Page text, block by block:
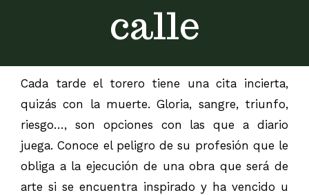
calle
Cada tarde el torero tiene una cita incierta,
quizás con la muerte. Gloria, sangre, triunfo,
riesgo…, son opciones con las que a diario
juega. Conoce el peligro de su profesión que le
obliga a la ejecución de una obra que será de
arte si se encuentra inspirado y ha vencido u